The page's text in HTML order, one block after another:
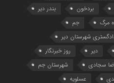
بردخون
بندر دیر
مرگ
جم
شهرستان دیر
دیر
روز خبرنگار
سجادی
شهرستان جم
عسلویه